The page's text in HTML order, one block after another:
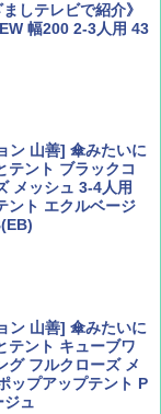
年9月号【特
祝して！
歩き方A ヨーロッ
ア 2026～2027 地
しテレビで紹介》
幅200 2-3人用 43
ン 山善] 傘みたいに
テント ブラックコ
メッシュ 3-4人用
ント エクルベージ
ン 山善] 傘みたいに
テント キューブワ
グ フルクローズ メ
ップアップテント P
ジュ